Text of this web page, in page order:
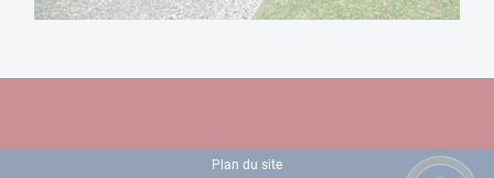
Plan du site